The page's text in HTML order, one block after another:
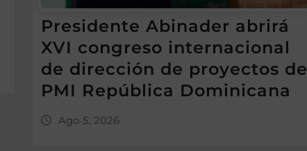
Presidente Abinader abrirá
XVI congreso internacional
de dirección de proyectos de
PMI República Dominicana
Ago 5, 2026